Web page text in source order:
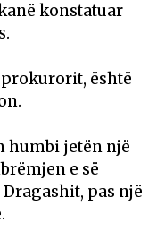
konstatuar
është
humbi jetën një
e së
pas një